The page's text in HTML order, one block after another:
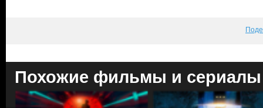
Похожие фильмы и сериалы